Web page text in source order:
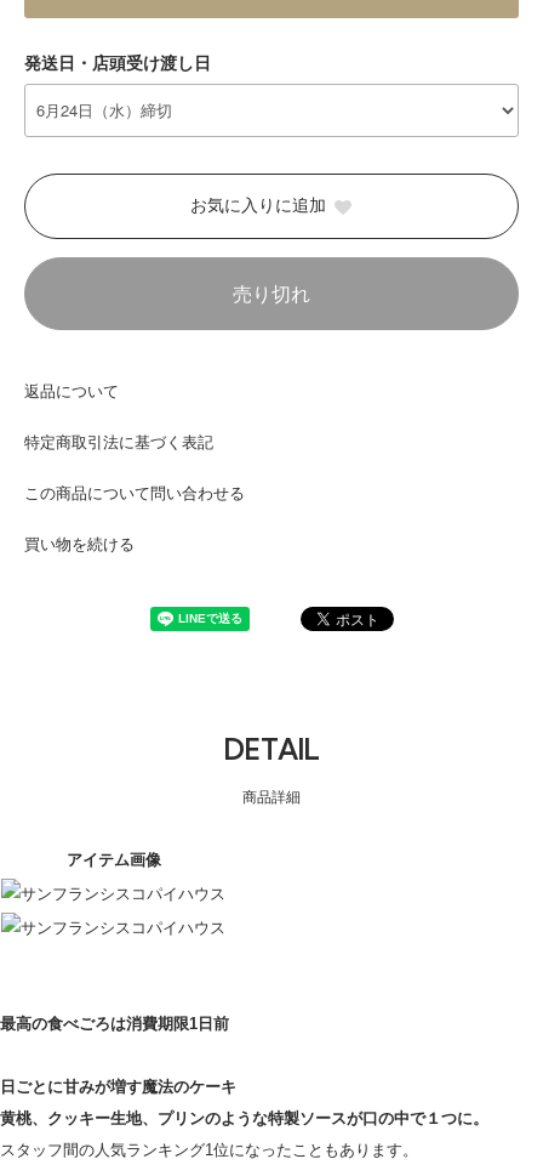
発送日・店頭受け渡し日
お気に入りに追加
売り切れ
返品について
特定商取引法に基づく表記
この商品について問い合わせる
買い物を続ける
DETAIL
商品詳細
アイテム画像
最高の食べごろは消費期限1日前
日ごとに甘みが増す魔法のケーキ
黄桃、クッキー生地、プリンのような特製ソースが口の中で１つに。
スタッフ間の人気ランキング1位になったこともあります。